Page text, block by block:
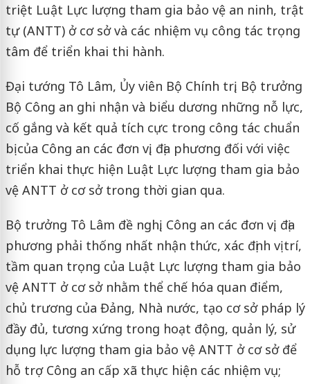
triệt Luật Lực lượng tham gia bảo vệ an ninh, trật
tự (ANTT) ở cơ sở và các nhiệm vụ công tác trọng
tâm để triển khai thi hành.
Đại tướng Tô Lâm, Ủy viên Bộ Chính trị, Bộ trưởng
Bộ Công an ghi nhận và biểu dương những nỗ lực,
cố gắng và kết quả tích cực trong công tác chuẩn
bị của Công an các đơn vị, địa phương đối với việc
triển khai thực hiện Luật Lực lượng tham gia bảo
vệ ANTT ở cơ sở trong thời gian qua.
Bộ trưởng Tô Lâm đề nghị, Công an các đơn vị, địa
phương phải thống nhất nhận thức, xác định vị trí,
tầm quan trọng của Luật Lực lượng tham gia bảo
vệ ANTT ở cơ sở nhằm thể chế hóa quan điểm,
chủ trương của Đảng, Nhà nước, tạo cơ sở pháp lý
đầy đủ, tương xứng trong hoạt động, quản lý, sử
dụng lực lượng tham gia bảo vệ ANTT ở cơ sở để
hỗ trợ Công an cấp xã thực hiện các nhiệm vụ;